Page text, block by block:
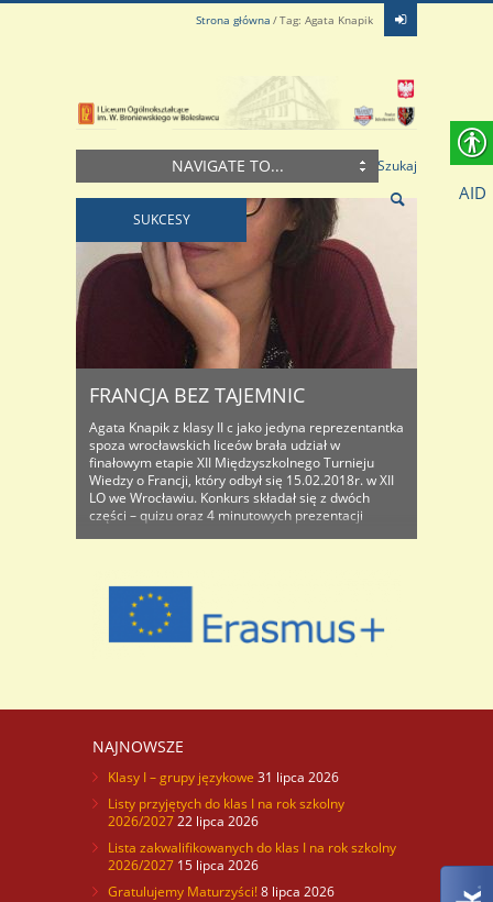
Strona główna Tag: Agata Knapik
NAVIGATE TO... Szukaj
SUKCESY
FRANCJA BEZ TAJEMNIC
Agata Knapik z klasy II c jako jedyna reprezentantka
spoza wrocławskich liceów brała udział w
finałowym etapie XII Międzyszkolnego Turnieju
Wiedzy o Francji, który odbył się 15.02.2018r. w XII
LO we Wrocławiu. Konkurs składał się z dwóch
części – quizu oraz 4 minutowych prezentacji
NAJNOWSZE
Klasy I – grupy językowe 31 lipca 2026
Listy przyjętych do klas I na rok szkolny
2026/202722 lipca 2026
Lista zakwalifikowanych do klas I na rok szkolny
2026/2027 15 lipca 2026
Gratulujemy Maturzyści!8 lipca 2026
AID